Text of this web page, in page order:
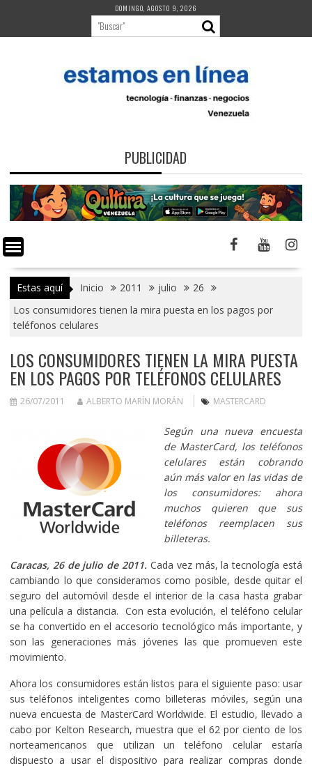
contenido
DOMINGO, AGOSTO 9, 2026
PUBLICIDAD
Estas aquí Inicio 2011 julio
26
Los consumidores tienen la mira puesta en los pagos por
teléfonos celulares
LOS CONSUMIDORES TIENEN LA MIRA PUESTA
EN LOS PAGOS POR TELÉFONOS CELULARES
26/07/2011 ALBERTO MARÍN MORÁN MASTERCARD
Según una nueva encuesta
de MasterCard, los teléfonos
celulares están cobrando
aún más valor en las vidas de
los consumidores: ahora
muchos quieren que sus
teléfonos reemplacen sus
billeteras.
Caracas, 26 de julio de 2011. Cada vez más, la tecnología está
cambiando lo que consideramos como posible, desde quitar el
seguro del automóvil desde el interior de la casa hasta grabar
una película a distancia. Con esta evolución, el teléfono celular
se ha convertido en el accesorio tecnológico más importante, y
son las generaciones más jóvenes las que promueven este
movimiento.
Ahora los consumidores están listos para el siguiente paso: usar
sus teléfonos inteligentes como billeteras móviles, según una
nueva encuesta de MasterCard Worldwide. El estudio, llevado a
cabo por Kelton Research, muestra que el 62 por ciento de los
norteamericanos que utilizan un teléfono celular estaría
dispuesto a usar el dispositivo para realizar compras donde